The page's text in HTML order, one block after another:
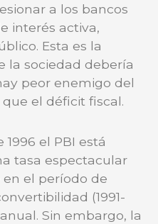
a los bancos
interés activa,
Esta es la
la sociedad debería
peor enemigo del
el déficit fiscal.
el PBI está
tasa espectacular
el período de
(1991-
Sin embargo, la